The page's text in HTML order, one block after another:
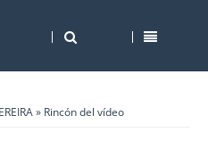
» Rincón del vídeo